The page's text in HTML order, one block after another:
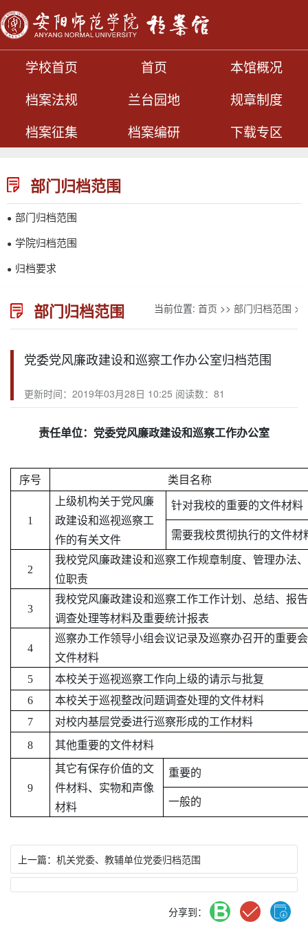
学校首页 首页
本馆概况
档案法规
兰台园地
规章制度
档案征集
档案编研 下载专区
部门归档范围
● 部门归档范围
● 学院归档范围
● 归档要求
部门归档范围 当前位置: 首页 >> 部门归档范围
党委党风廉政建设和巡察工作办公室归档范围
更新时间：2019年03月28日 10:25 阅读数： 81
责任单位：党委党风廉政建设和巡察工作办公室
序号 类目名称
1
上级机构关于党风廉
政建设和巡视巡察工
作的有关文件
针对我校的重要的文件材料
需要我校贯彻执行的文件材
2
我校党风廉政建设和巡察工作规章制度、 管理办法
位职责
3
我校党风廉政建设和巡察工作工作计划、 总结、报
调查处理等材料及重要统计报表
4
巡察办工作领导小组会议记录及巡察办召开的重要
文件材料
5
本校关于巡视巡察工作向上级的请示与批复
6
本校关于巡视整改问题调查处理的文件材料
7
对校内基层党委进行巡察形成的工作材料
8
其他重要的文件材料
9
其它有保存价值的文
件材料、实物和声像
材料
重要的
一般的
上一篇： 机关党委、教辅单位党委归档范围
分享到：